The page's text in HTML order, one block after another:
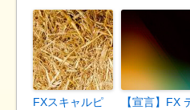
FXスキャルピ
【宣言】FX